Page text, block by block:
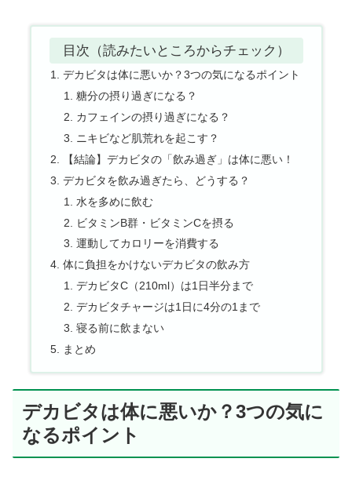
目次（読みたいところからチェック）
デカビタは体に悪いか？3つの気になるポイント
糖分の摂り過ぎになる？
カフェインの摂り過ぎになる？
ニキビなど肌荒れを起こす？
【結論】デカビタの「飲み過ぎ」は体に悪い！
デカビタを飲み過ぎたら、どうする？
水を多めに飲む
ビタミンB群・ビタミンCを摂る
運動してカロリーを消費する
体に負担をかけないデカビタの飲み方
デカビタC（210ml）は1日半分まで
デカビタチャージは1日に4分の1まで
寝る前に飲まない
まとめ
デカビタは体に悪いか？3つの気に
なるポイント